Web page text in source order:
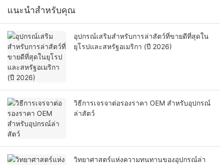
แนะนำสำหรับคุณ
อุปกรณ์เสริมสำหรับการล่าสัตว์ที่ขายดีที่สุดใน
ยุโรปและสหรัฐอเมริกา (ปี 2026)
วิธีการเจรจาต่อรองราคา OEM สำหรับอุปกรณ์
ล่าสัตว์
วิทยาศาสตร์แห่งความทนทานของอุปกรณ์ล่า